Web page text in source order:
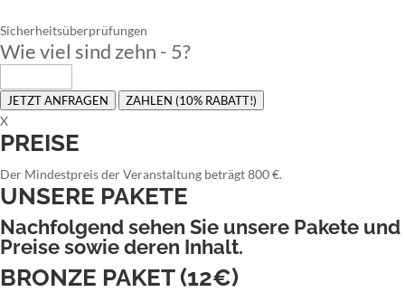
Sicherheitsüberprüfungen
Wie viel sind zehn - 5?
JETZT ANFRAGEN ZAHLEN (10% RABATT!)
X
PREISE
Der Mindestpreis der Veranstaltung beträgt 800 €.
UNSERE PAKETE
Nachfolgend sehen Sie unsere Pakete und
Preise sowie deren Inhalt.
BRONZE PAKET (12€)